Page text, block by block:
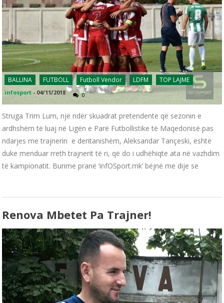
BALLINA FUTBOLL Futboll Vendor LDFM TOP LAJME
infosport - 04/11/2018 0
Struga Trim Lum, një ndër skuadrat pretendente që sezonin e
ardhshëm të luaj në Ligën e Parë Futbollistike të Maqedonisë pas
ndarjes me trajnerin e deritanishëm, Aleksandar Tançeski, është
duke menduar rreth trajnerit të ri, që do i udhëhiqte ata në vazhdim
të kampionatit. Burime pranë ‘infOSport.mk’ bëjnë me dije se
Renova Mbetet Pa Trajner!